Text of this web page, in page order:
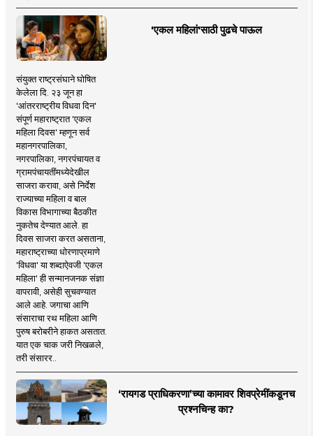
'एकल महिलां'साठी पुढचे पाऊल
संयुक्त राष्ट्रसंघाने घोषित
केलेला दि. २३ जून हा
'आंतरराष्ट्रीय विधवा दिन'
संपूर्ण महाराष्ट्रात 'एकल
महिला दिवस' म्हणून सर्व
महानगरपालिका,
नगरपालिका, नगरपंचायत व
ग्रामपंचायतींमध्येदेखील
साजरा करावा, असे निर्देश
राज्याच्या महिला व बाल
विकास विभागाच्या बैठकीत
नुकतेच देण्यात आले. हा
दिवस साजरा करत असताना,
महाराष्ट्राच्या धोरणाप्रमाणे
'विधवा' या शब्दाऐवजी 'एकल
महिला' ही सन्मानजनक संज्ञा
वापरावी, असेही सुचवण्यात
आले आहे. जगाचा आणि
संसाराचा रथ महिला आणि
पुरुष बरोबरीने हाकत असतात.
यात एक चाक जरी निखळले,
तरी संसारर..
‘रायगड प्राधिकरणा’च्या कामावर शिवप्रेमींकडूनच
प्रश्नचिन्ह का?